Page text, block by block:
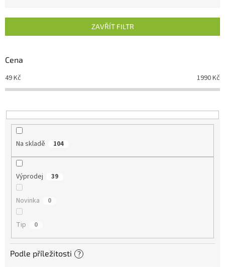
í
r
o
d
u
t
ů
ZAVŘÍT FILTR
Cena
49Kč 1990Kč
Na skladě 104
Výprodej 39
Novinka 0
Tip 0
Podle příležitosti ?